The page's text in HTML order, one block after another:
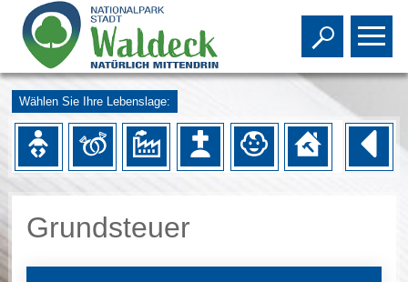
Toggle
Wählen Sie Ihre Lebenslage:
Grundsteuer